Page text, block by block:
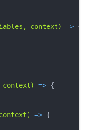
context) => {
=> {
=> {